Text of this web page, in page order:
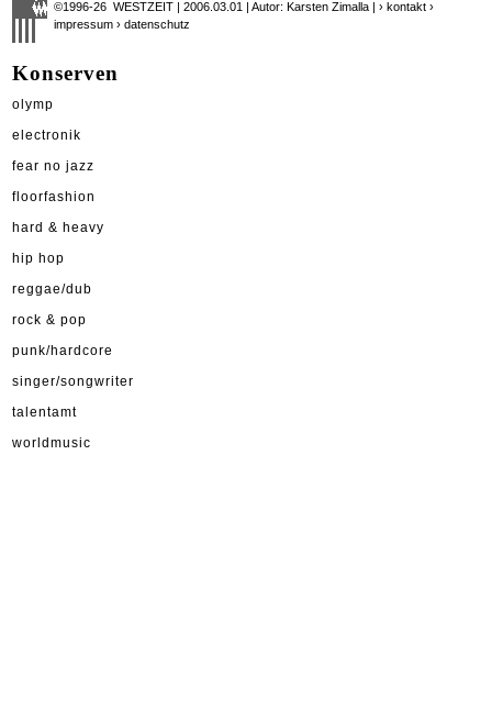
©1996-26 WESTZEIT | 2006.03.01 | Autor: Karsten Zimalla |› kontakt ›
impressum › datenschutz
Konserven
olymp
electronik
fear no jazz
floorfashion
hard & heavy
hip hop
reggae/dub
rock & pop
punk/hardcore
singer/songwriter
talentamt
worldmusic